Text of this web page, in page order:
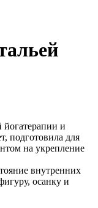
йогатерапии и
подготовила для
на укрепление
внутренних
осанку и